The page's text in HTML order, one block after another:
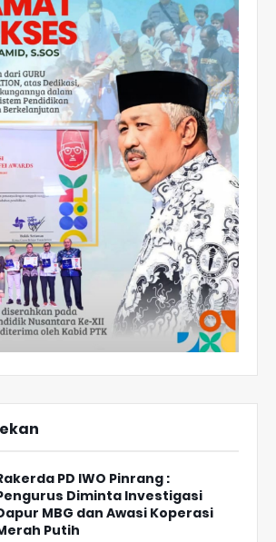
PD IWO Pinrang :
Diminta Investigasi
MBG dan Awasi Koperasi
Putih